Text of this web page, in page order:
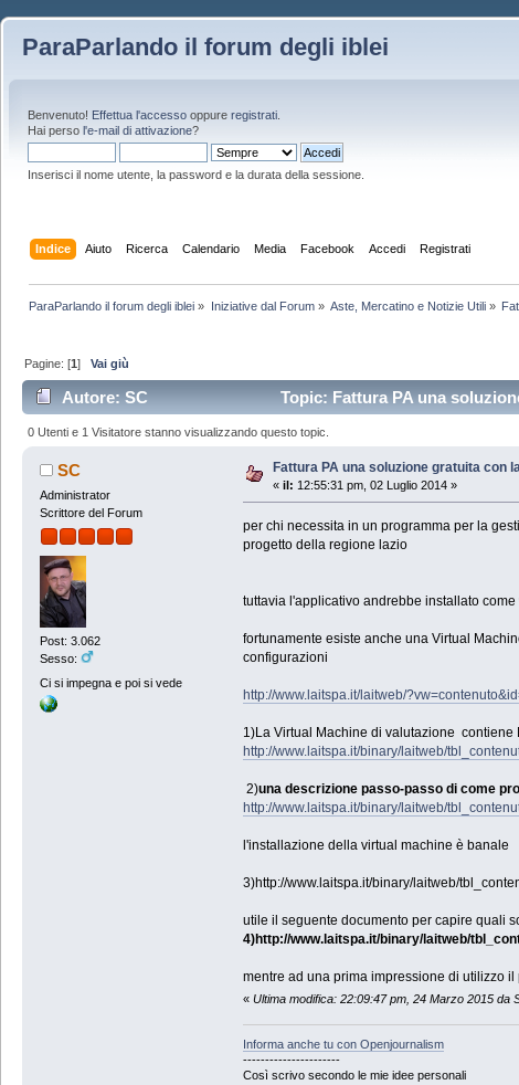
ParaParlando il forum degli iblei
Benvenuto! Effettua l'accesso oppure registrati
Hai perso l'e-mail di attivazione?
Inserisci il nome utente, la password e la durata della sessione.
Indice Aiuto Ricerca Calendario Media Facebook Accedi Registrati
ParaParlando il forum degli iblei » Iniziative dal Forum» Aste, Mercatino e Notizie Utili»
Pagine: [1]Vai giù
Autore: SC Topic: Fattura PA una
0 Utenti e 1 Visitatore stanno visualizzando questo topic.
SC
Administrator
Scrittore del Forum
Post: 3.062
Sesso:
Ci si impegna e poi si vede
Fattura PA una soluzione gratuita con
« il: 12:55:31 pm, 02 Luglio 2014 »
per chi necessita in un programma per la
progetto della regione lazio
tuttavia l'applicativo andrebbe installato
fortunamente esiste anche una Virtual
configurazioni
http://www.laitspa.it/laitweb/
1)La Virtual Machine di valutazione
http://www.laitspa.it/binary/laitweb/
2)una descrizione passo-passo di come
http://www.laitspa.it/binary/laitweb/
l'installazione della virtual machine è banale
3)http://www.laitspa.it/binary/laitweb/
utile il seguente documento per capire quali
4)http://www.laitspa.it/binary/laitweb/
mentre ad una prima impressione di utilizzo
« Ultima modifica: 22:09:47 pm, 24 Marzo 2015 da
Informa anche tu con Openjournalism
----------------------
Così scrivo secondo le mie idee personali